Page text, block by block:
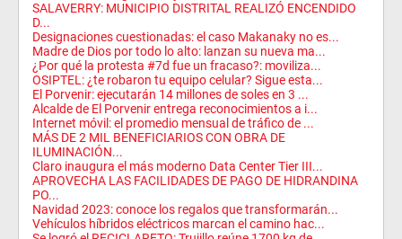
SALAVERRY: MUNICIPIO DISTRITAL REALIZÓ ENCENDIDO
D...
Designaciones cuestionadas: el caso Makanaky no es...
Madre de Dios por todo lo alto: lanzan su nueva ma...
¿Por qué la protesta #7d fue un fracaso?: moviliza...
OSIPTEL: ¿te robaron tu equipo celular? Sigue esta...
El Porvenir: ejecutarán 14 millones de soles en 3 ...
Alcalde de El Porvenir entrega reconocimientos a i...
Internet móvil: el promedio mensual de tráfico de ...
MÁS DE 2 MIL BENEFICIARIOS CON OBRA DE
ILUMINACIÓN...
Claro inaugura el más moderno Data Center Tier III...
APROVECHA LAS FACILIDADES DE PAGO DE HIDRANDINA
PO...
Navidad 2023: conoce los regalos que transformarán...
Vehículos híbridos eléctricos marcan el camino hac...